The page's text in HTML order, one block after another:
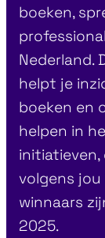
boeken,
Nederland.
helpt je
boeken en
helpen in
volgens jou
winnaars
2025.